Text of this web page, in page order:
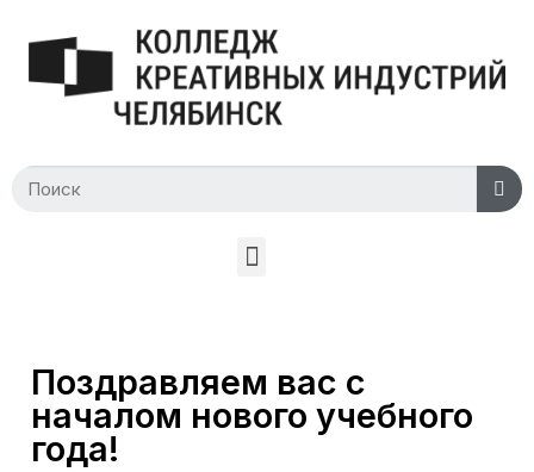
Поздравляем вас с
началом нового учебного
года!